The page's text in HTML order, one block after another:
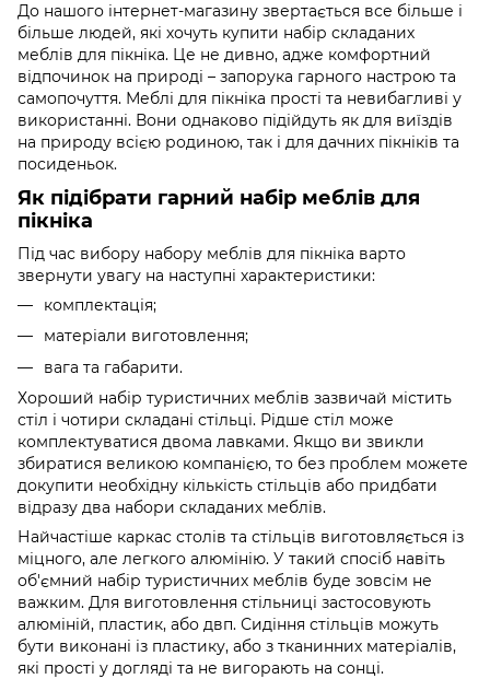
До нашого інтернет-магазину звертається все більше і
більше людей, які хочуть купити набір складаних
меблів для пікніка. Це не дивно, адже комфортний
відпочинок на природі – запорука гарного настрою та
самопочуття. Меблі для пікніка прості та невибагливі у
використанні. Вони однаково підійдуть як для виїздів
на природу всією родиною, так і для дачних пікніків та
посиденьок.
Як підібрати гарний набір меблів для
пікніка
Під час вибору набору меблів для пікніка варто
звернути увагу на наступні характеристики:
комплектація;
матеріали виготовлення;
вага та габарити.
Хороший набір туристичних меблів зазвичай містить
стіл і чотири складані стільці. Рідше стіл може
комплектуватися двома лавками. Якщо ви звикли
збиратися великою компанією, то без проблем можете
докупити необхідну кількість стільців або придбати
відразу два набори складаних меблів.
Найчастіше каркас столів та стільців виготовляється із
міцного, але легкого алюмінію. У такий спосіб навіть
об'ємний набір туристичних меблів буде зовсім не
важким. Для виготовлення стільниці застосовують
алюміній, пластик, або двп. Сидіння стільців можуть
бути виконані із пластику, або з тканинних матеріалів,
які прості у догляді та не вигорають на сонці.